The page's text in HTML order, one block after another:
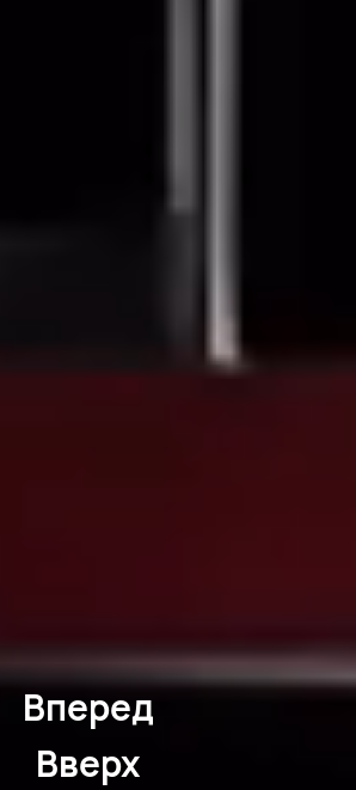
Вперед
Вверх